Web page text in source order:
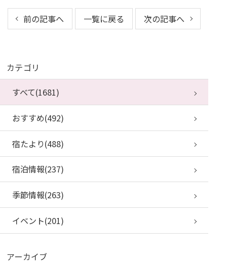
前の記事へ 一覧に戻る 次の記事へ
カテゴリ
すべて(1681)
おすすめ(492)
宿たより(488)
宿泊情報(237)
季節情報(263)
イベント(201)
アーカイブ